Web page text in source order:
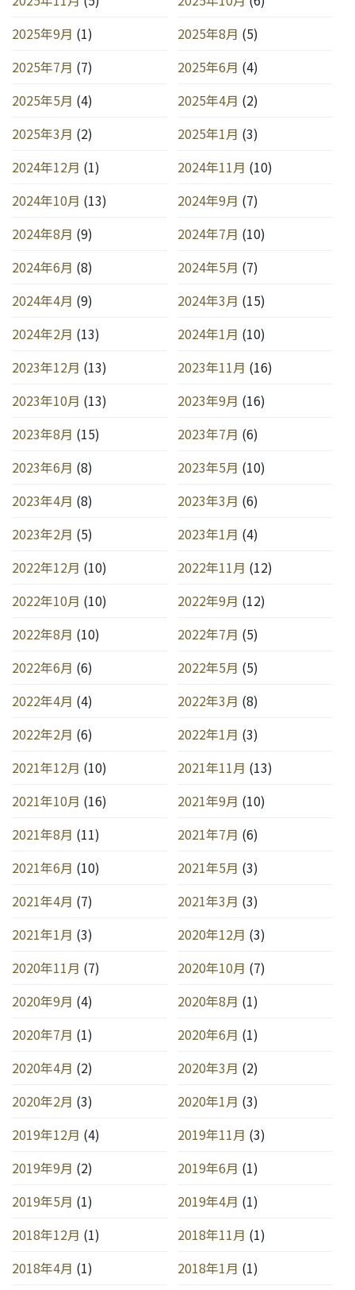
2025年9月 (1) 2025年8月 (5)
2025年7月 (7) 2025年6月 (4)
2025年5月 (4) 2025年4月 (2)
2025年3月 (2) 2025年1月 (3)
2024年12月 (1) 2024年11月 (10)
2024年10月 (13) 2024年9月 (7)
2024年8月 (9) 2024年7月 (10)
2024年6月 (8) 2024年5月 (7)
2024年4月 (9) 2024年3月 (15)
2024年2月 (13) 2024年1月 (10)
2023年12月 (13) 2023年11月 (16)
2023年10月 (13) 2023年9月 (16)
2023年8月 (15) 2023年7月 (6)
2023年6月 (8) 2023年5月 (10)
2023年4月 (8) 2023年3月 (6)
2023年2月 (5) 2023年1月 (4)
2022年12月 (10) 2022年11月 (12)
2022年10月 (10) 2022年9月 (12)
2022年8月 (10) 2022年7月 (5)
2022年6月 (6) 2022年5月 (5)
2022年4月 (4) 2022年3月 (8)
2022年2月 (6) 2022年1月 (3)
2021年12月 (10) 2021年11月 (13)
2021年10月 (16) 2021年9月 (10)
2021年8月 (11) 2021年7月 (6)
2021年6月 (10) 2021年5月 (3)
2021年4月 (7) 2021年3月 (3)
2021年1月 (3) 2020年12月 (3)
2020年11月 (7) 2020年10月 (7)
2020年9月 (4) 2020年8月 (1)
2020年7月 (1) 2020年6月 (1)
2020年4月 (2) 2020年3月 (2)
2020年2月 (3) 2020年1月 (3)
2019年12月 (4) 2019年11月 (3)
2019年9月 (2) 2019年6月 (1)
2019年5月 (1) 2019年4月 (1)
2018年12月 (1) 2018年11月 (1)
2018年4月 (1) 2018年1月 (1)